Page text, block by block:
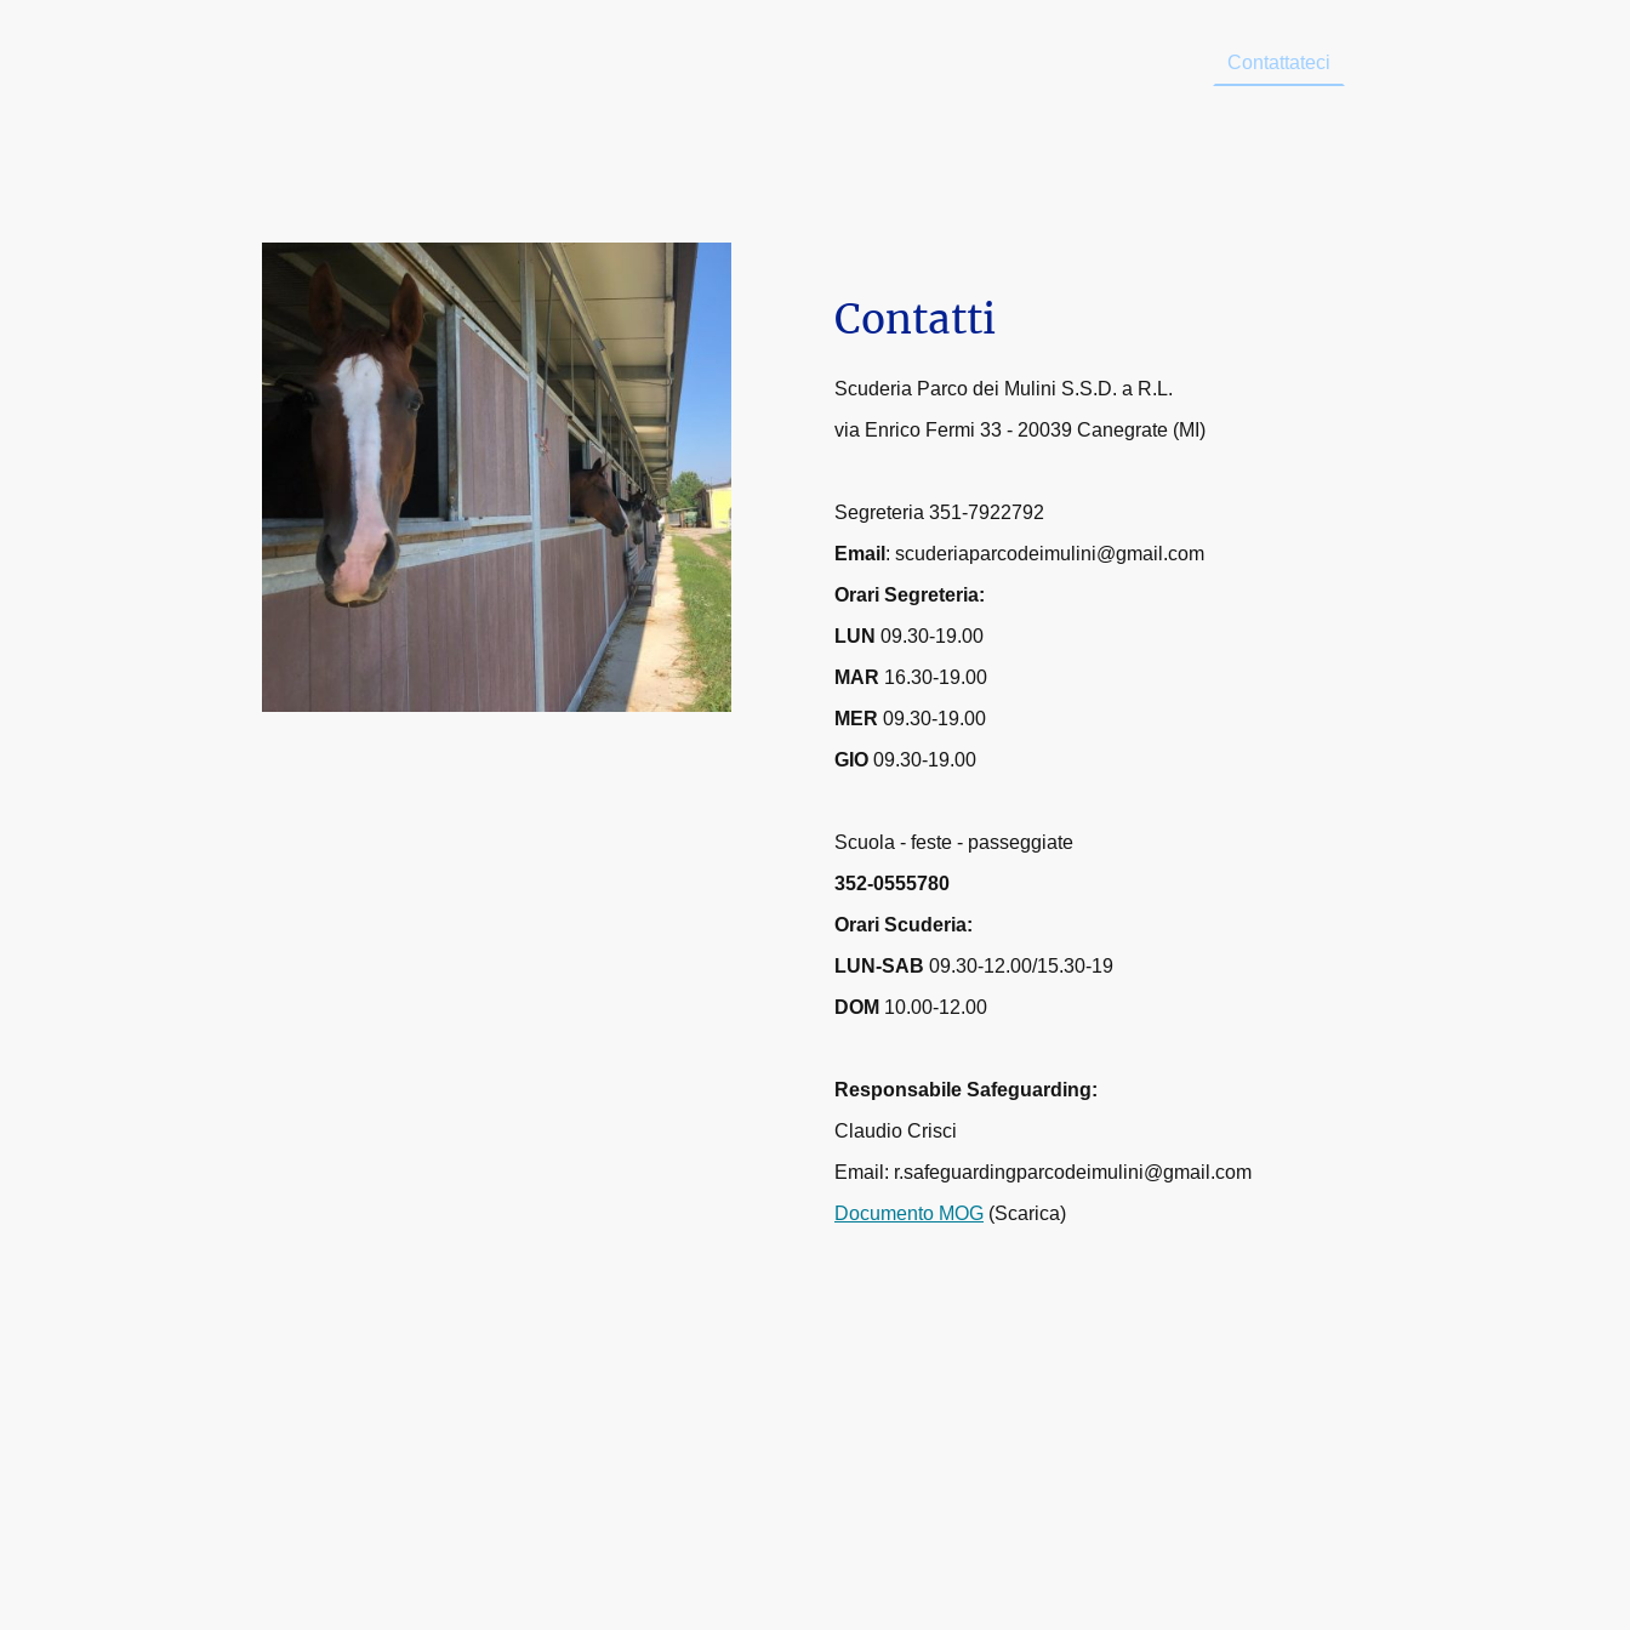
Contattateci
Contatti
Scuderia Parco dei Mulini S.S.D. a R.L.
via Enrico Fermi 33 - 20039 Canegrate (MI)
Segreteria 351-7922792
Email : scuderiaparcodeimulini@gmail.com
Orari Segreteria:
LUN 09.30-19.00
MAR 16.30-19.00
MER 09.30-19.00
GIO 09.30-19.00
Scuola - feste - passeggiate
352-0555780
Orari Scuderia:
LUN-SAB 09.30-12.00/15.30-19
DOM 10.00-12.00
Responsabile Safeguarding:
Claudio Crisci
Email: r.safeguardingparcodeimulini@gmail.com
Documento MOG (Scarica)